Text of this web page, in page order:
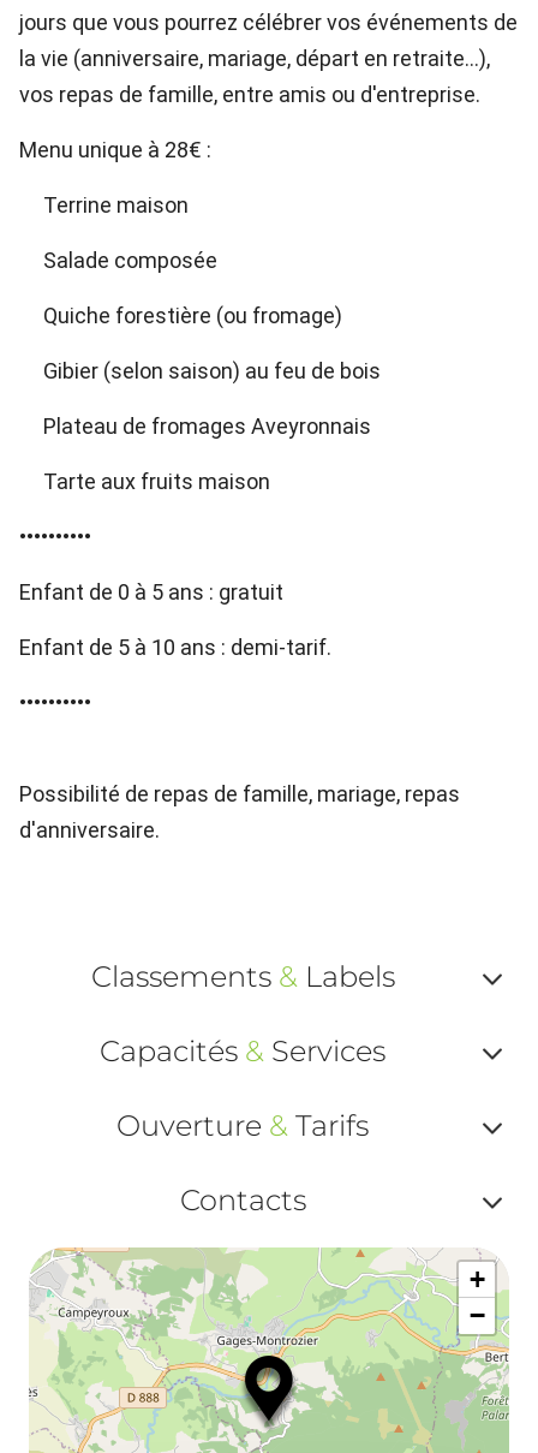
jours que vous pourrez célébrer vos événements de
la vie (anniversaire, mariage, départ en retraite...),
vos repas de famille, entre amis ou d'entreprise.
Menu unique à 28€ :
Terrine maison
Salade composée
Quiche forestière (ou fromage)
Gibier (selon saison) au feu de bois
Plateau de fromages Aveyronnais
Tarte aux fruits maison
••••••••••
Enfant de 0 à 5 ans : gratuit
Enfant de 5 à 10 ans : demi-tarif.
••••••••••
Possibilité de repas de famille, mariage, repas
d'anniversaire.
Classements &Labels
ou
Capacités & Services
ou
Ouverture & Tarifs
ou
et
Contacts
ou
+
−